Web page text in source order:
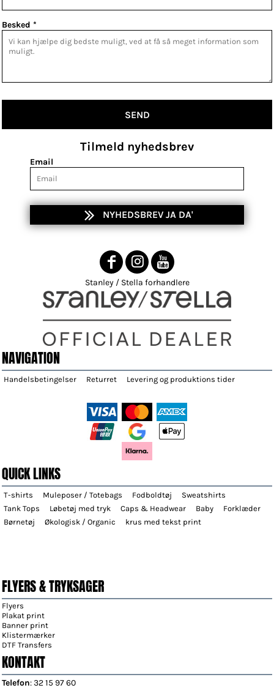
Besked *
SEND
Tilmeld nyhedsbrev
Email
NYHEDSBREV JA DA'
Stanley / Stella forhandlere
NAVIGATION
Handelsbetingelser Returret Levering og produktions tider
QUICK LINKS
T-shirts Muleposer / Totebags Fodboldtøj
Sweatshirts
Tank Tops
Løbetøj med tryk Caps & Headwear Baby
Forklæder
Børnetøj
Økologisk / Organic krus med tekst print
FLYERS & TRYKSAGER
Flyers
Plakat print
Banner print
Klistermærker
DTF Transfers
KONTAKT
Telefon: 32 15 97 60